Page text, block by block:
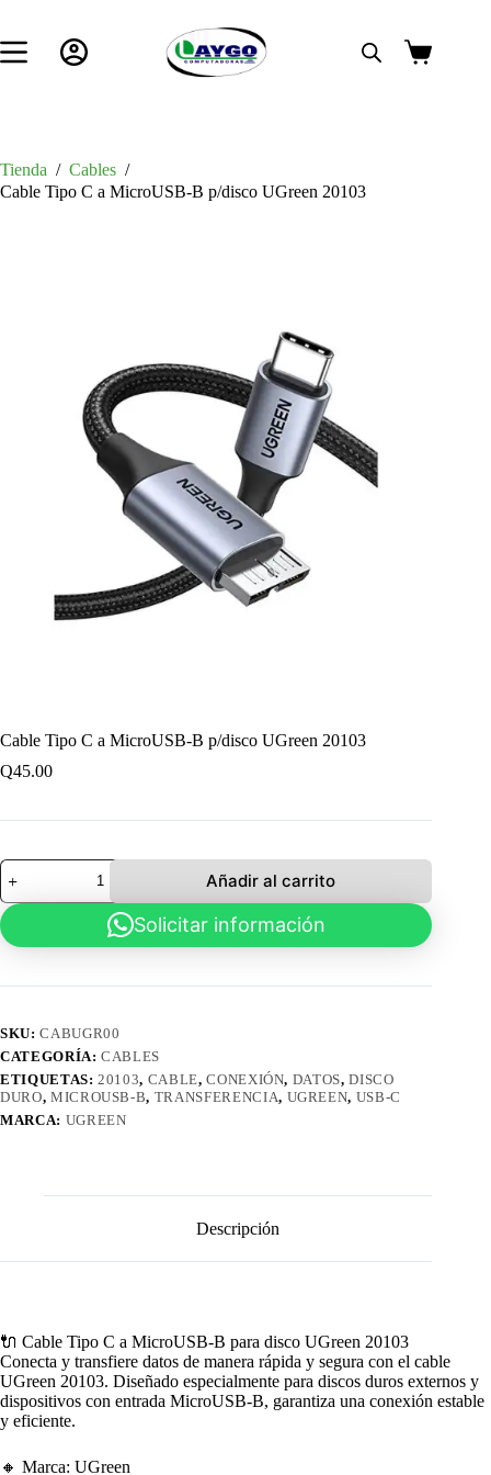
contenido
Carro
Tienda / Cables /
Cable Tipo C a MicroUSB-B p/disco UGreen 20103
Cable Tipo C a MicroUSB-B p/disco UGreen 20103
Q45.00
Cable
Tipo
C
a
MicroUSB-
cantidad
Añadir al carrito
Solicitar información
SKU:CABUGR00
CATEGORÍA:CABLES
ETIQUETAS:20103, CABLE,CONEXIÓN, DATOS,DISCO
DURO, MICROUSB-B, TRANSFERENCIA, UGREEN, USB-C
MARCA: UGREEN
Descripción
🔌 Cable Tipo C a MicroUSB-B para disco UGreen 20103
Conecta y transfiere datos de manera rápida y segura con el cable
UGreen 20103. Diseñado especialmente para discos duros externos y
dispositivos con entrada MicroUSB-B, garantiza una conexión estable
y eficiente.
🔸 Marca: UGreen